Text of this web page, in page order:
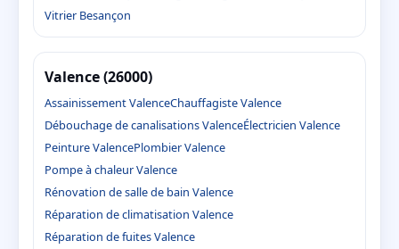
Vitrier Besançon
Valence (26000)
Assainissement ValenceChauffagiste Valence
Débouchage de canalisations ValenceÉlectricien Valence
Peinture ValencePlombier Valence
Pompe à chaleur Valence
Rénovation de salle de bain Valence
Réparation de climatisation Valence
Réparation de fuites Valence